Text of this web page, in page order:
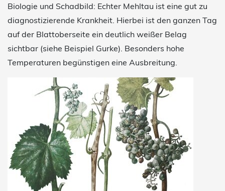
Biologie und Schadbild: Echter Mehltau ist eine gut zu
diagnostizierende Krankheit. Hierbei ist den ganzen Tag
auf der Blattoberseite ein deutlich weißer Belag
sichtbar (siehe Beispiel Gurke). Besonders hohe
Temperaturen begünstigen eine Ausbreitung.